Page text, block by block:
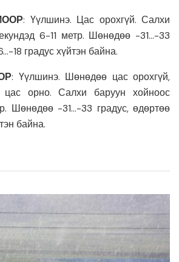
: Үүлшинэ. Цас орохгүй. Салхи
6-11 метр. Шөнөдөө -31…-33
18 градус хүйтэн байна.
: Үүлшинэ. Шөнөдөө цас орохгүй,
цас орно. Салхи баруун хойноос
Шөнөдөө -31…-33 градус, өдөртөө
байна.